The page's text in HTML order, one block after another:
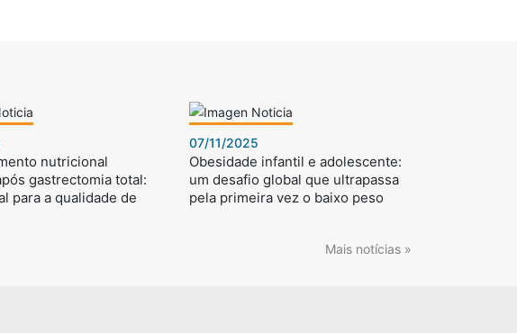
nutricional
gastrectomia total:
para a qualidade de
07/11/2025
Obesidade infantil e adolescente:
um desafio global que ultrapassa
pela primeira vez o baixo peso
Mais notícias »